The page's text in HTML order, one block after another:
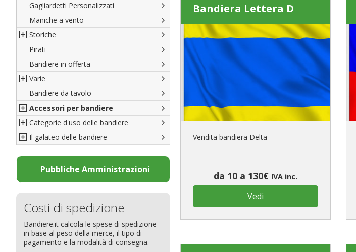
Gagliardetti Personalizzati
Maniche a vento
Storiche
Italiane
Porte di Milano
Francesi
Americane
Britanniche
Resto del Mondo
Pirati
Bandiere in offerta
Varie
Bandiere del CICAP - Think Deep
Bandiere di Orgoglio Bresciano
Organizzazioni internazionali
Diplomatiche
Bandiere Pubblicitarie
Natale e altre festività
Bandiere etniche e religiose
Bandiere da tavolo
Accessori per bandiere
Accessori per bandiere
Accessori per bandiere da tavolo
Categorie d'uso delle bandiere
Bandiere segnavento
Bandiere per sbandieratori
Bandiere per barche
Bandiere per hotel
Bandiere per eventi
Bandiere per biciclette
Bandiere per autosaloni
Il galateo delle bandiere
La bandiera
Come disporre le bandiere
Dimensioni delle bandiere
Come piegare il tricolore
Pubbliche Amministrazioni
Costi di spedizione
Bandiere.it calcola le spese di spedizione
in base al peso della merce, il tipo di
pagamento e la modalità di consegna.
Bandiera Lettera D
Vendita bandiera Delta
da 10 a 130€ IVA inc.
Vedi